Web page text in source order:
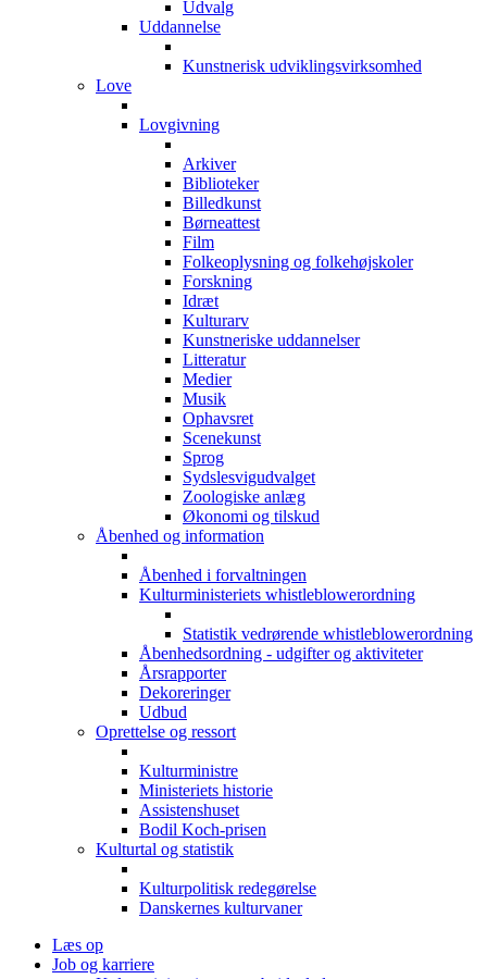
Udvalg
Uddannelse
Kunstnerisk udviklingsvirksomhed
Love
Lovgivning
Arkiver
Biblioteker
Billedkunst
Børneattest
Film
Folkeoplysning og folkehøjskoler
Forskning
Idræt
Kulturarv
Kunstneriske uddannelser
Litteratur
Medier
Musik
Ophavsret
Scenekunst
Sprog
Sydslesvigudvalget
Zoologiske anlæg
Økonomi og tilskud
Åbenhed og information
Åbenhed i forvaltningen
Kulturministeriets whistleblowerordning
Statistik vedrørende whistleblowerordning
Åbenhedsordning - udgifter og aktiviteter
Årsrapporter
Dekoreringer
Udbud
Oprettelse og ressort
Kulturministre
Ministeriets historie
Assistenshuset
Bodil Koch-prisen
Kulturtal og statistik
Kulturpolitisk redegørelse
Danskernes kulturvaner
Læs op
Job og karriere